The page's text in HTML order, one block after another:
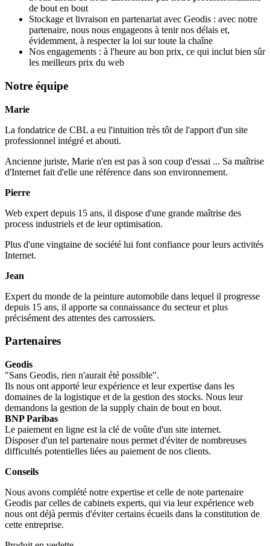
de bout en bout
Stockage et livraison en partenariat avec Geodis : avec notre
partenaire, nous nous engageons à tenir nos délais et,
évidemment, à respecter la loi sur toute la chaîne
Nos engagements : à l'heure au bon prix, ce qui inclut bien sûr
les meilleurs prix du web
Notre équipe
Marie
La fondatrice de CBL a eu l'intuition très tôt de l'apport d'un site
professionnel intégré et abouti.
Ancienne juriste, Marie n'en est pas à son coup d'essai ... Sa maîtrise
d'Internet fait d'elle une référence dans son environnement.
Pierre
Web expert depuis 15 ans, il dispose d'une grande maîtrise des
process industriels et de leur optimisation.
Plus d'une vingtaine de société lui font confiance pour leurs activités
Internet.
Jean
Expert du monde de la peinture automobile dans lequel il progresse
depuis 15 ans, il apporte sa connaissance du secteur et plus
précisément des attentes des carrossiers.
Partenaires
Geodis
"Sans Geodis, rien n'aurait été possible".
Ils nous ont apporté leur expérience et leur expertise dans les
domaines de la logistique et de la gestion des stocks. Nous leur
demandons la gestion de la supply chain de bout en bout.
BNP Paribas
Le paiement en ligne est la clé de voûte d'un site internet.
Disposer d'un tel partenaire nous permet d'éviter de nombreuses
difficultés potentielles liées au paiement de nos clients.
Conseils
Nous avons complété notre expertise et celle de note partenaire
Geodis par celles de cabinets experts, qui via leur expérience web
nous ont déjà permis d'éviter certains écueils dans la constitution de
cette entreprise.